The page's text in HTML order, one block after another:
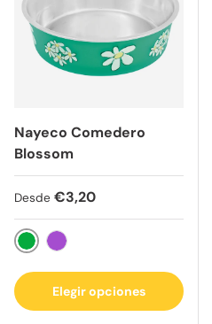
Nayeco Comedero
Blossom
Precio normal
Desde €3,20
VerdePúrpura
Elegir opciones